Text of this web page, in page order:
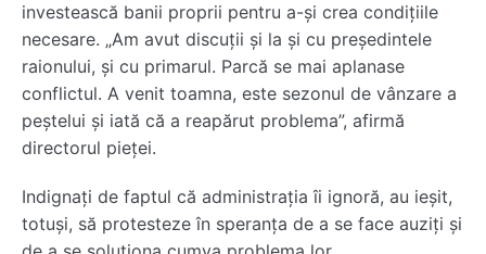
investească banii proprii pentru a-și crea condițiile
necesare. „Am avut discuții și la și cu președintele
raionului, și cu primarul. Parcă se mai aplanase
conflictul. A venit toamna, este sezonul de vânzare a
peștelui și iată că a reapărut problema”, afirmă
directorul pieței.
Indignați de faptul că administrația îi ignoră, au ieșit,
totuși, să protesteze în speranța de a se face auziți și